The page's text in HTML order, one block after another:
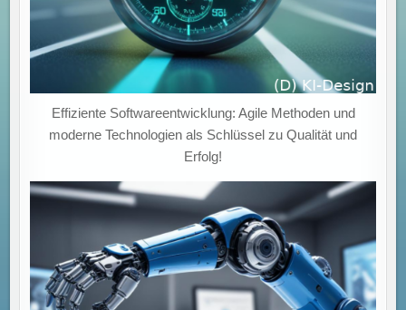
Effiziente Softwareentwicklung: Agile Methoden und
moderne Technologien als Schlüssel zu Qualität und
Erfolg!